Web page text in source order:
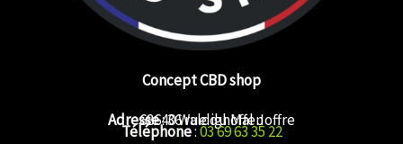
Concept CBD shop
Adresse: 36 rue du Mal Joffre
68640 Waldighoffen
Téléphone:03 69 63 35 22